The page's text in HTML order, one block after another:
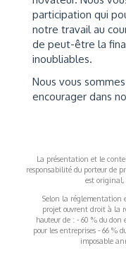
participation qui
notre travail au
de peut-être la
inoubliables.
Nous vous
encourager dans
La présentation et le
responsabilité du porteur de
est original,
Selon la réglementation
projet ouvrent droit à la
hauteur de : - 60 % du
pour les entreprises - 66 %
imposable